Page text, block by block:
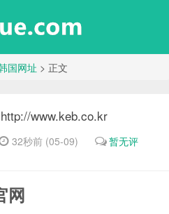
国网址 > 正文
www.keb.co.kr
32秒前 (05-09)
暂无评
网